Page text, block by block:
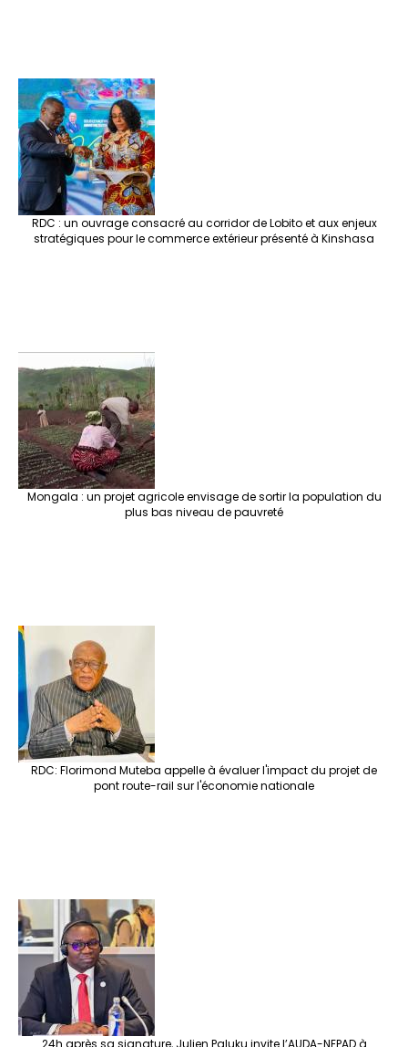
RDC : un ouvrage consacré au corridor de Lobito et aux enjeux
stratégiques pour le commerce extérieur présenté à Kinshasa
Mongala : un projet agricole envisage de sortir la population du
plus bas niveau de pauvreté
RDC: Florimond Muteba appelle à évaluer l'impact du projet de
pont route-rail sur l'économie nationale